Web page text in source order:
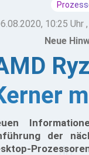
10:25 Uhr
Neue
der